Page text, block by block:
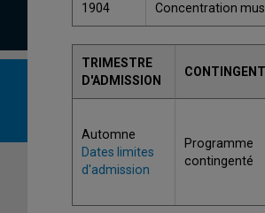
1904 Concentration
TRIMESTRE
D'ADMISSION
CONTINGENT
Automne
Dates limites
d'admission
Programme
contingenté